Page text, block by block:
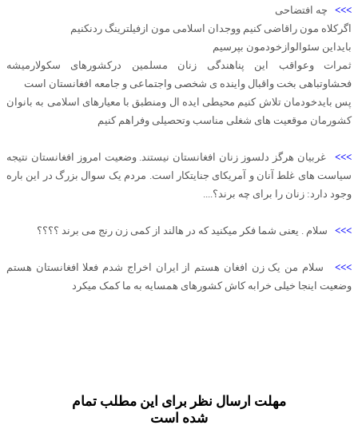
>>> چه افتضاحی
اگرکلاه مون راقاضی کنیم ووجدان اسلامی مون ازفیلترینگ ردنکنیم
بایداین سئوالوازخودمون بپرسیم
ثمرات وعواقب این پناهندگی زنان مسلمین درکشورهای سکولارمیشه
فحشاوتباهی بخت واقبال واینده ی شخصی واجتماعی و جامعه افغانستان است
پس بایدخودمان تلاش کنیم محیطی ایده ال ومنطبق با معیارهای اسلامی به بانوان
کشورمان موقعیت های شغلی مناسب وتحصیلی وفراهم کنیم
>>>غربیان هرگز دلسوز زنان افغانستان نیستند. وضعیت امروز افغانستان نتیجه
سیاست های غلط آنان و آمریکای جنایتکار است. مردم یک سوال بزرگ در این باره
وجود دارد: زنان را برای چه برند؟....
>>> سلام . یعنی شما فکر میکنید که در هالند از کمی زن رنج می برند ؟؟؟؟
>>> سلام من یک زن افغان هستم از ایران اخراج شدم فعلا افغانستان هستم
وضعیت اینجا خیلی خرابه کاش کشورهای همسایه به ما کمک میکرد
مهلت ارسال نظر برای این مطلب تمام
شده است